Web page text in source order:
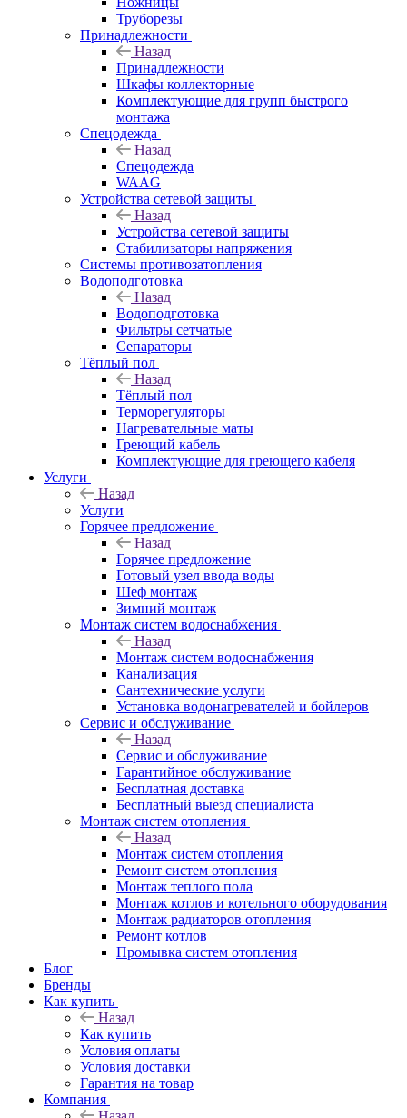
Труборезы
Принадлежности
Назад
Принадлежности
Шкафы коллекторные
Комплектующие для групп быстрого
монтажа
Спецодежда
Назад
Спецодежда
WAAG
Устройства сетевой защиты
Назад
Устройства сетевой защиты
Стабилизаторы напряжения
Системы противозатопления
Водоподготовка
Назад
Водоподготовка
Фильтры сетчатые
Сепараторы
Тёплый пол
Назад
Тёплый пол
Терморегуляторы
Нагревательные маты
Греющий кабель
Комплектующие для греющего кабеля
Услуги
Назад
Услуги
Горячее предложение
Назад
Горячее предложение
Готовый узел ввода воды
Шеф монтаж
Зимний монтаж
Монтаж систем водоснабжения
Назад
Монтаж систем водоснабжения
Канализация
Сантехнические услуги
Установка водонагревателей и бойлеров
Сервис и обслуживание
Назад
Сервис и обслуживание
Гарантийное обслуживание
Бесплатная доставка
Бесплатный выезд специалиста
Монтаж систем отопления
Назад
Монтаж систем отопления
Ремонт систем отопления
Монтаж теплого пола
Монтаж котлов и котельного оборудования
Монтаж радиаторов отопления
Ремонт котлов
Промывка систем отопления
Блог
Бренды
Как купить
Назад
Как купить
Условия оплаты
Условия доставки
Гарантия на товар
Компания